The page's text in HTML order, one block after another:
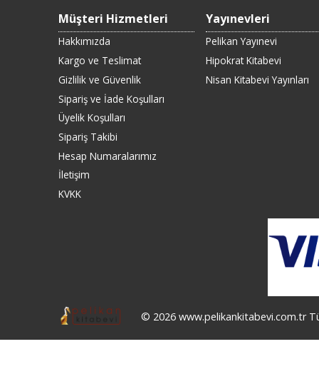
Müşteri Hizmetleri
Hakkımızda
Kargo ve Teslimat
Gizlilik ve Güvenlik
Sipariş ve İade Koşulları
Üyelik Koşulları
Sipariş Takibi
Hesap Numaralarımız
İletişim
KVKK
Yayınevleri
Pelikan Yayınevi
Hipokrat Kitabevi
Nisan Kitabevi Yayınları
© 2026 www.pelikankitabevi.com.tr